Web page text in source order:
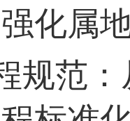
化属
规范：